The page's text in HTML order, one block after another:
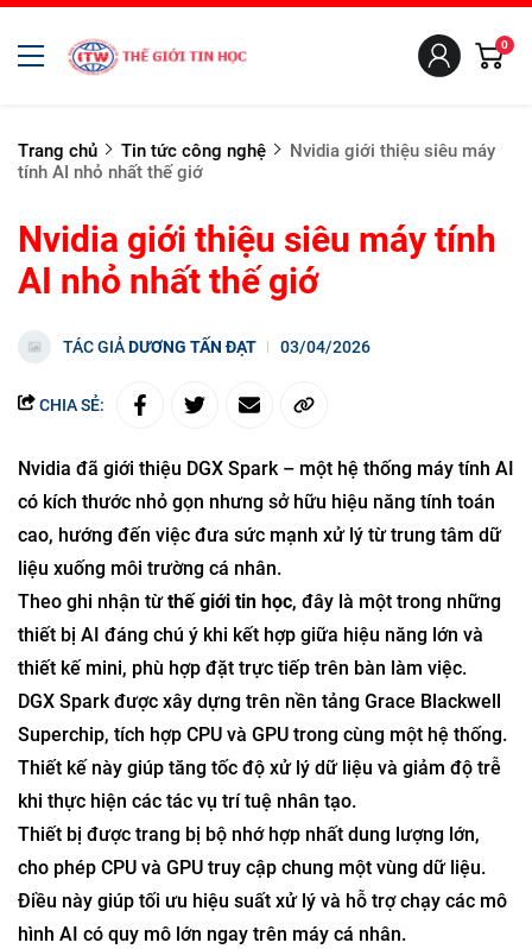
0
Trang chủ Tin tức công nghệ
Nvidia giới thiệu siêu máy
tính AI nhỏ nhất thế giớ
Nvidia giới thiệu siêu máy tính
AI nhỏ nhất thế giớ
TÁC GIẢDƯƠNG TẤN ĐẠT 03/04/2026
CHIA SẺ:
Nvidia đã giới thiệu DGX Spark – một hệ thống máy tính AI
có kích thước nhỏ gọn nhưng sở hữu hiệu năng tính toán
cao, hướng đến việc đưa sức mạnh xử lý từ trung tâm dữ
liệu xuống môi trường cá nhân.
Theo ghi nhận từthế giới tin học, đây là một trong những
thiết bị AI đáng chú ý khi kết hợp giữa hiệu năng lớn và
thiết kế mini, phù hợp đặt trực tiếp trên bàn làm việc.
DGX Spark được xây dựng trên nền tảng Grace Blackwell
Superchip, tích hợp CPU và GPU trong cùng một hệ thống.
Thiết kế này giúp tăng tốc độ xử lý dữ liệu và giảm độ trễ
khi thực hiện các tác vụ trí tuệ nhân tạo.
Thiết bị được trang bị bộ nhớ hợp nhất dung lượng lớn,
cho phép CPU và GPU truy cập chung một vùng dữ liệu.
Điều này giúp tối ưu hiệu suất xử lý và hỗ trợ chạy các mô
hình AI có quy mô lớn ngay trên máy cá nhân.